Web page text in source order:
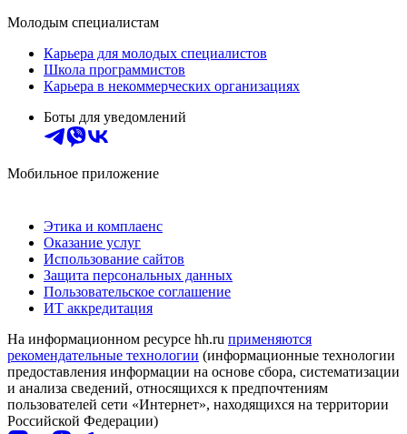
Молодым специалистам
Карьера для молодых специалистов
Школа программистов
Карьера в некоммерческих организациях
Боты для уведомлений
Мобильное приложение
Этика и комплаенс
Оказание услуг
Использование сайтов
Защита персональных данных
Пользовательское соглашение
ИТ аккредитация
На информационном ресурсе hh.ru применяются
рекомендательные технологии (информационные технологии
предоставления информации на основе сбора, систематизации
и анализа сведений, относящихся к предпочтениям
пользователей сети «Интернет», находящихся на территории
Российской Федерации)